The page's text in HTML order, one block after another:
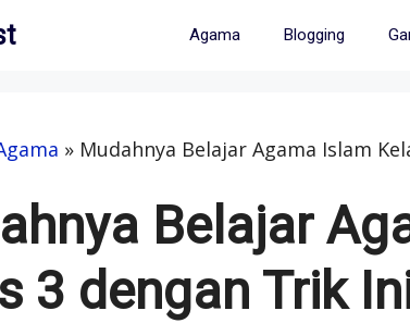
Agama Blogging
» Mudahnya Belajar Agama Islam
Belajar
3 dengan Trik